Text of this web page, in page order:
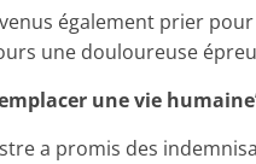
venus également prier
une douloureuse
une vie
a promis des